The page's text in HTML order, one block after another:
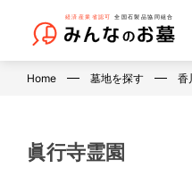
Home 墓地を探す 香
眞行寺霊園